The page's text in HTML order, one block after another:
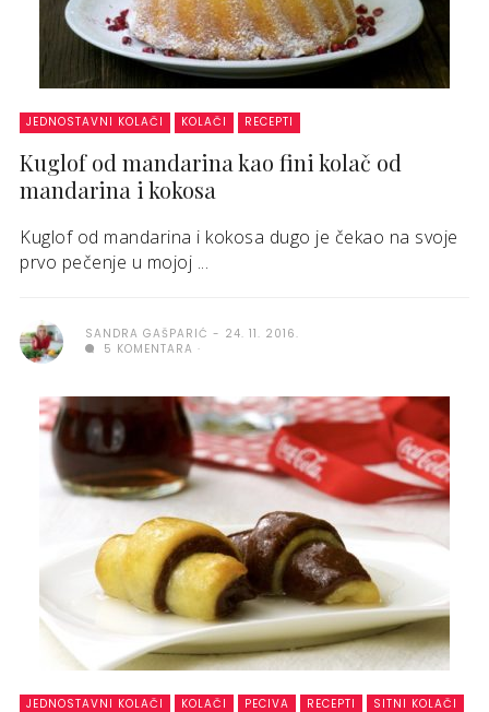
JEDNOSTAVNI KOLAČI KOLAČI RECEPTI
Kuglof od mandarina kao fini kolač od
mandarina i kokosa
Kuglof od mandarina i kokosa dugo je čekao na svoje
prvo pečenje u mojoj ...
SANDRA GAŠPARIĆ
24. 11. 2016.
5 KOMENTARA
JEDNOSTAVNI KOLAČI KOLAČI PECIVA RECEPTI SITNI KOLAČI